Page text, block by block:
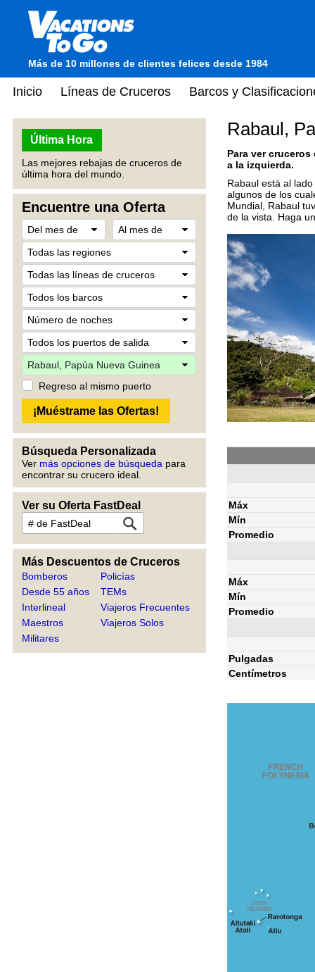
Más de 10 millones de clientes felices desde 1984
Inicio Líneas de Cruceros Barcos y
Última Hora
Las mejores rebajas de cruceros de
última hora del mundo.
Encuentre una Oferta
Regreso al mismo puerto
Búsqueda Personalizada
Ver más opciones de búsqueda para
encontrar su crucero ideal.
Ver su Oferta FastDeal
Más Descuentos de Cruceros
Bomberos
Desde 55 años
Interlineal
Maestros
Militares
Policías
TEMs
Viajeros Frecuentes
Viajeros Solos
Rabaul,
Para ver
a la izquierda.
Rabaul está al
algunos de los
Mundial, Rabaul
de la vista. Haga
Máx
Mín
Promedio
Máx
Mín
Promedio
Pulgadas
Centímetros